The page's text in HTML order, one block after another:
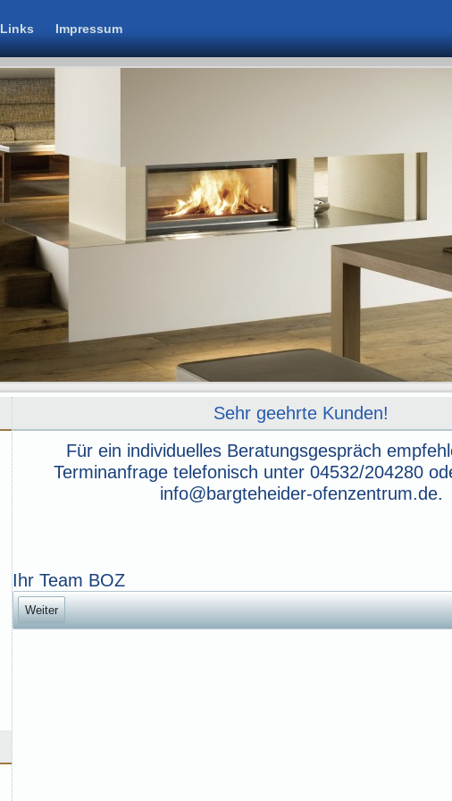
Links Impressum
Sehr geehrte Kunden!
Für ein individuelles Beratungsgespräch
Terminanfrage telefonisch unter 04532/204280
info@bargteheider-ofenzentrum.de.
Ihr Team BOZ
Weiter